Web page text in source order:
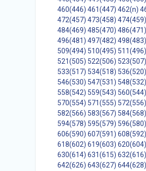
460(446) 461(447) 462(n)
472(457) 473(458) 474(459)
484(469) 485(470) 486(471)
496(481) 497(482) 498(483)
509(494) 510(495) 511(496)
521(505) 522(506) 523(507)
533(517) 534(518) 536(520)
546(530) 547(531) 548(532)
558(542) 559(543) 560(544)
570(554) 571(555) 572(556)
582(566) 583(567) 584(568)
594(578) 595(579) 596(580)
606(590) 607(591) 608(592)
618(602) 619(603) 620(604)
630(614) 631(615) 632(616)
642(626) 643(627) 644(628)